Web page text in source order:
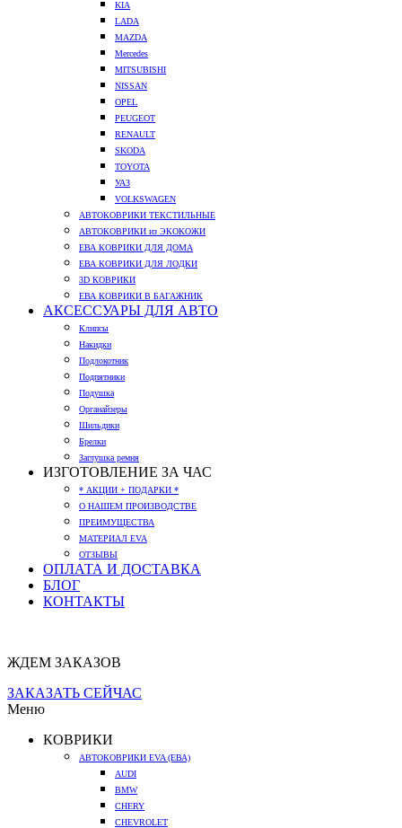
KIA
LADA
MAZDA
Mercedes
MITSUBISHI
NISSAN
OPEL
PEUGEOT
RENAULT
SKODA
TOYOTA
УАЗ
VOLKSWAGEN
АВТОКОВРИКИ ТЕКСТИЛЬНЫЕ
АВТОКОВРИКИ из ЭКОКОЖИ
ЕВА КОВРИКИ ДЛЯ ДОМА
ЕВА КОВРИКИ ДЛЯ ЛОДКИ
3D КОВРИКИ
ЕВА КОВРИКИ В БАГАЖНИК
АКСЕССУАРЫ ДЛЯ АВТО
Клипсы
Накидки
Подлокотник
Подпятники
Подушка
Органайзеры
Шильдики
Брелки
Заглушка ремня
ИЗГОТОВЛЕНИЕ ЗА ЧАС
* АКЦИИ + ПОДАРКИ *
О НАШЕМ ПРОИЗВОДСТВЕ
ПРЕИМУЩЕСТВА
МАТЕРИАЛ EVA
ОТЗЫВЫ
ОПЛАТА И ДОСТАВКА
БЛОГ
КОНТАКТЫ
ЖДЕМ ЗАКАЗОВ
ЗАКАЗАТЬ СЕЙЧАС
Меню
КОВРИКИ
АВТОКОВРИКИ EVA (ЕВА)
AUDI
BMW
CHERY
CHEVROLET